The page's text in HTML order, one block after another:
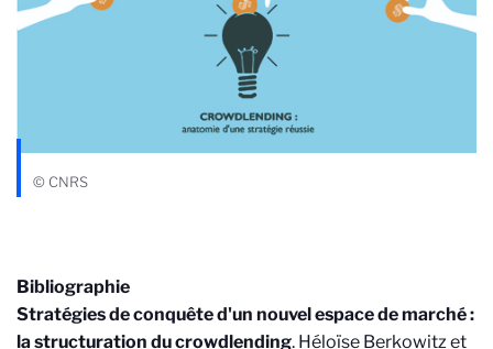
© CNRS
Bibliographie
Stratégies de conquête d'un nouvel espace de marché :
la structuration du crowdlending. Héloïse Berkowitz et